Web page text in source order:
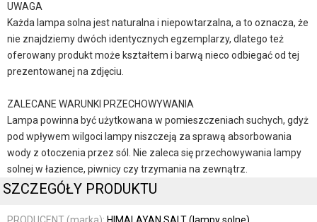
UWAGA
Każda lampa solna jest naturalna i niepowtarzalna, a to oznacza, że
nie znajdziemy dwóch identycznych egzemplarzy, dlatego też
oferowany produkt może kształtem i barwą nieco odbiegać od tej
prezentowanej na zdjęciu.
ZALECANE WARUNKI PRZECHOWYWANIA
Lampa powinna być użytkowana w pomieszczeniach suchych, gdyż
pod wpływem wilgoci lampy niszczeją za sprawą absorbowania
wody z otoczenia przez sól. Nie zaleca się przechowywania lampy
solnej w łazience, piwnicy czy trzymania na zewnątrz.
SZCZEGÓŁY PRODUKTU